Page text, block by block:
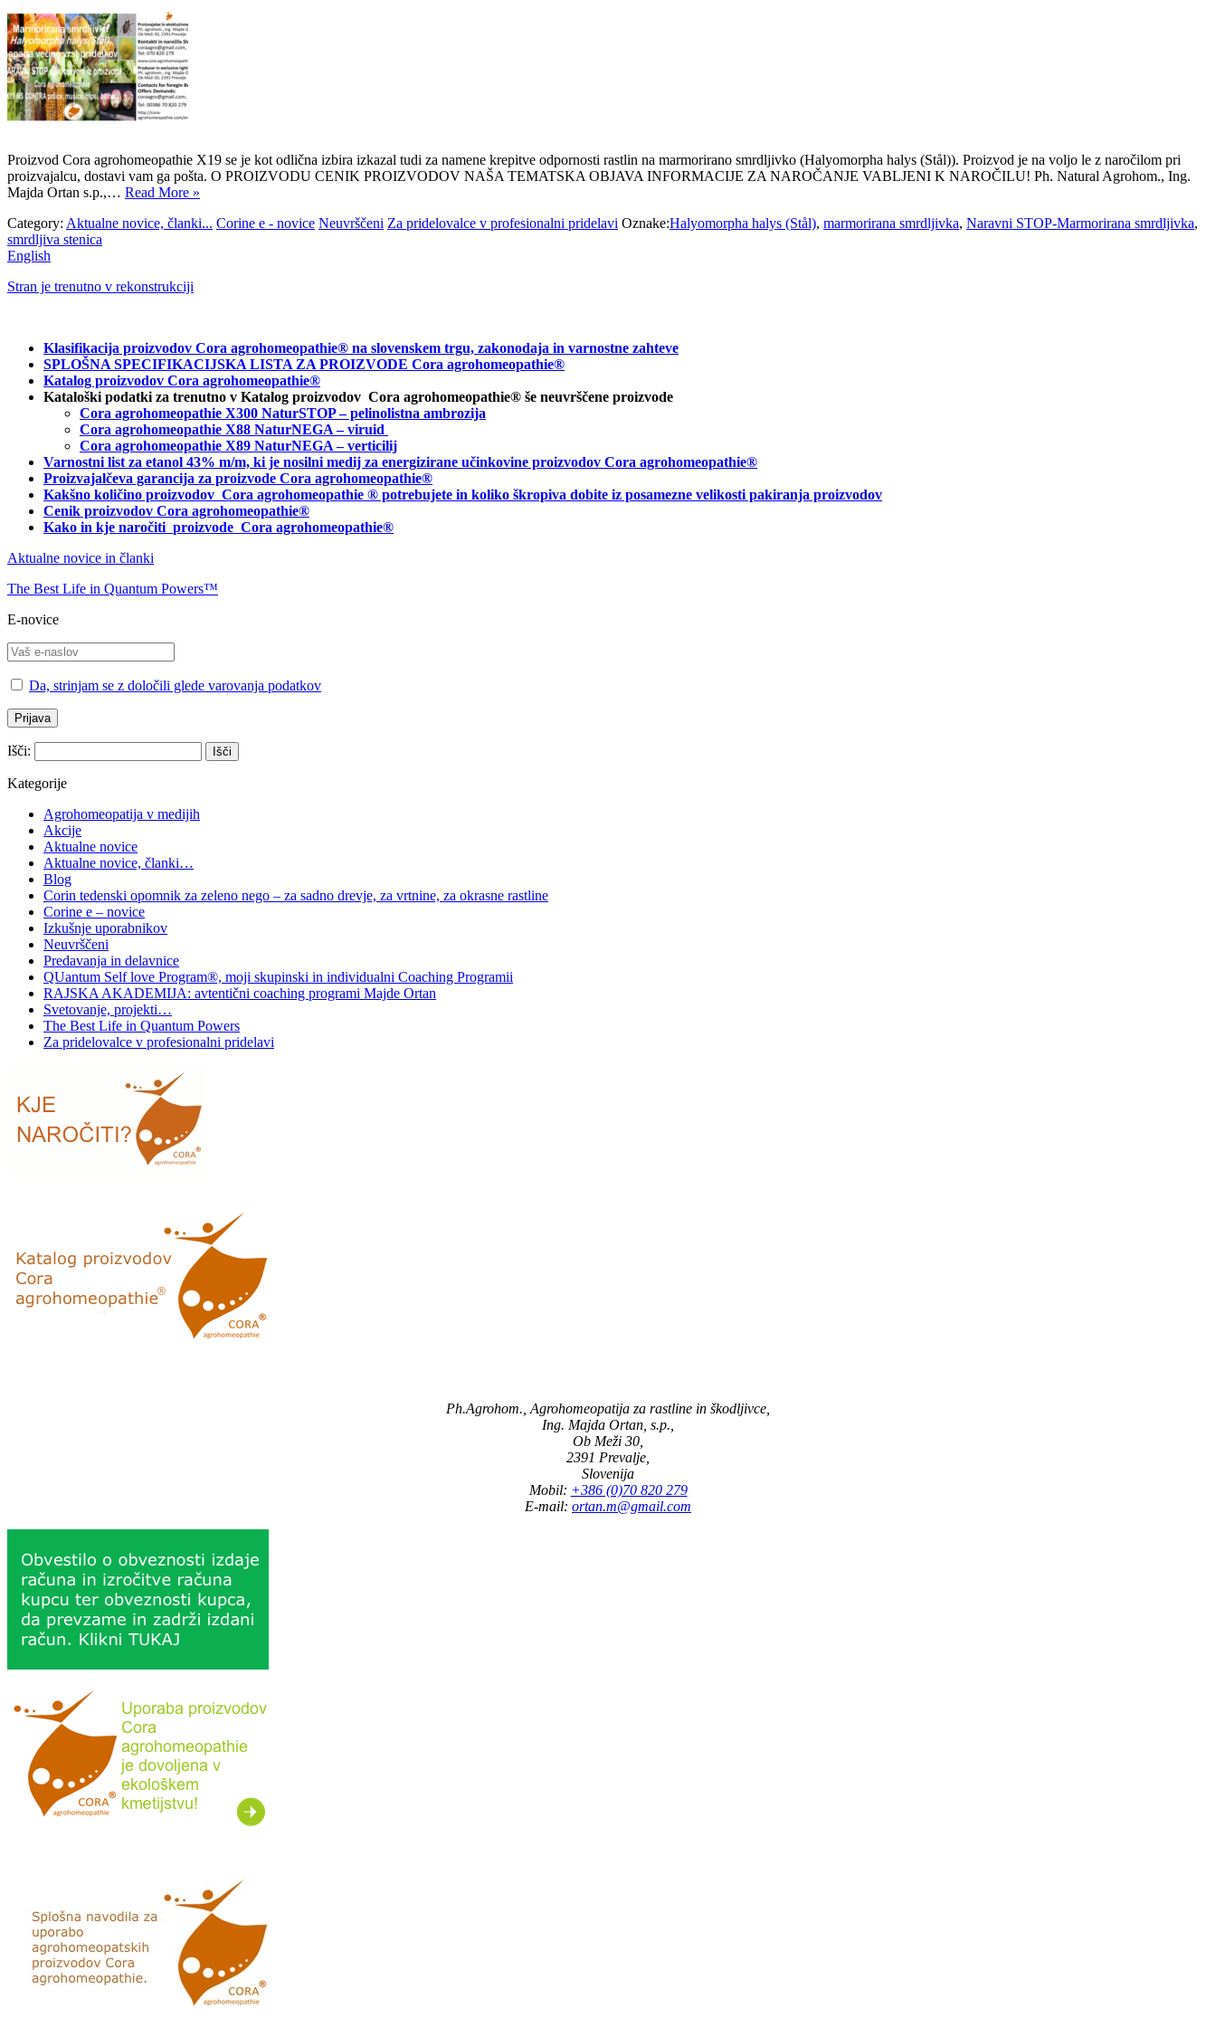
Proizvod Cora agrohomeopathie X19 se je kot odlična izbira izkazal tudi za namene krepitve odpornosti rastlin na marmorirano smrdljivko (Halyomorpha halys (Stål)). Proizvod je na voljo le z naročilom pri
proizvajalcu, dostavi vam ga pošta. O PROIZVODU CENIK PROIZVODOV NAŠA TEMATSKA OBJAVA INFORMACIJE ZA NAROČANJE VABLJENI K NAROČILU! Ph. Natural Agrohom., Ing.
Majda Ortan s.p.,… Read More »
Category: Aktualne novice, članki... Corine e - novice Neuvrščeni Za pridelovalce v profesionalni pridelavi Oznake:Halyomorpha halys (Stål), marmorirana smrdljivka, Naravni STOP-Marmorirana smrdljivka,
smrdljiva stenica
English
Stran je trenutno v rekonstrukciji
Klasifikacija proizvodov Cora agrohomeopathie® na slovenskem trgu, zakonodaja in varnostne zahteve
SPLOŠNA SPECIFIKACIJSKA LISTA ZA PROIZVODE Cora agrohomeopathie®
Katalog proizvodov Cora agrohomeopathie®
Kataloški podatki za trenutno v Katalog proizvodov Cora agrohomeopathie® še neuvrščene proizvode
Cora agrohomeopathie X300 NaturSTOP – pelinolistna ambrozija
Cora agrohomeopathie X88 NaturNEGA – viruid
Cora agrohomeopathie X89 NaturNEGA – verticilij
Varnostni list za etanol 43% m/m, ki je nosilni medij za energizirane učinkovine proizvodov Cora agrohomeopathie®
Proizvajalčeva garancija za proizvode Cora agrohomeopathie®
Kakšno količino proizvodov Cora agrohomeopathie ® potrebujete in koliko škropiva dobite iz posamezne velikosti pakiranja proizvodov
Cenik proizvodov Cora agrohomeopathie®
Kako in kje naročiti proizvode Cora agrohomeopathie®
Aktualne novice in članki
The Best Life in Quantum Powers™
E-novice
Da, strinjam se z določili glede varovanja podatkov
Išči:
Kategorije
Agrohomeopatija v medijih
Akcije
Aktualne novice
Aktualne novice, članki…
Blog
Corin tedenski opomnik za zeleno nego – za sadno drevje, za vrtnine, za okrasne rastline
Corine e – novice
Izkušnje uporabnikov
Neuvrščeni
Predavanja in delavnice
QUantum Self love Program®, moji skupinski in individualni Coaching Programii
RAJSKA AKADEMIJA: avtentični coaching programi Majde Ortan
Svetovanje, projekti…
The Best Life in Quantum Powers
Za pridelovalce v profesionalni pridelavi
Ph.Agrohom., Agrohomeopatija za rastline in škodljivce,
Ing. Majda Ortan, s.p.,
Ob Meži 30,
2391 Prevalje,
Slovenija
Mobil: +386 (0)70 820 279
E-mail: ortan.m@gmail.com